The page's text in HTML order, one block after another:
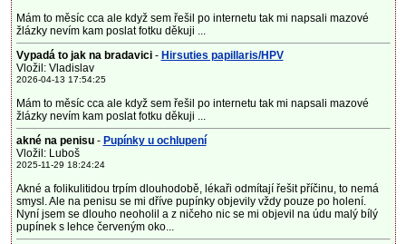
Mám to měsíc cca ale když sem řešil po internetu tak mi napsali mazové
žlázky nevím kam poslat fotku děkuji ...
Vypadá to jak na bradavici - Hirsuties papillaris/HPV
Vložil: Vladislav
2026-04-13 17:54:25
Mám to měsíc cca ale když sem řešil po internetu tak mi napsali mazové
žlázky nevím kam poslat fotku děkuji ...
akné na penisu- Pupínky u ochlupení
Vložil: Luboš
2025-11-29 18:24:24
Akné a folikulitidou trpím dlouhodobě, lékaři odmítají řešit příčinu, to nemá
smysl. Ale na penisu se mi dříve pupínky objevily vždy pouze po holení.
Nyní jsem se dlouho neoholil a z ničeho nic se mi objevil na údu malý bílý
pupínek s lehce červeným oko...